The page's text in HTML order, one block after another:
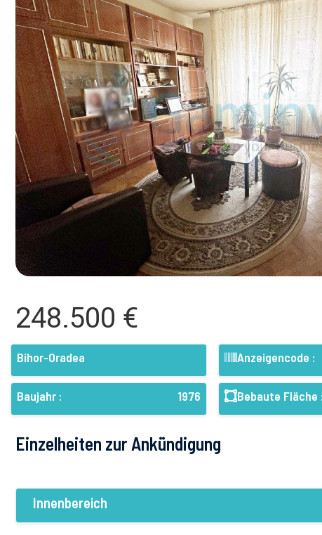
248.500 €
Bihor-Oradea Anzeigencode :
Baujahr : 1976 Bebaute Fläche :
Einzelheiten zur Ankündigung
Innenbereich